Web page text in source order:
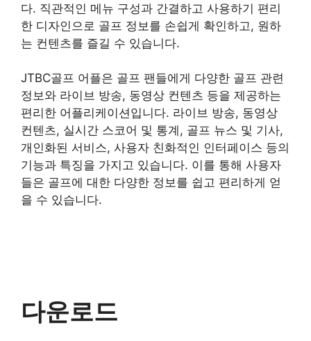
다. 직관적인 메뉴 구성과 간결하고 사용하기 편리
한 디자인으로 골프 정보를 손쉽게 확인하고, 원하
는 컨텐츠를 즐길 수 있습니다.
JTBC골프 어플은 골프 팬들에게 다양한 골프 관련
정보와 라이브 방송, 동영상 컨텐츠 등을 제공하는
편리한 어플리케이션입니다. 라이브 방송, 동영상
컨텐츠, 실시간 스코어 및 통계, 골프 뉴스 및 기사,
개인화된 서비스, 사용자 친화적인 인터페이스 등의
기능과 특징을 가지고 있습니다. 이를 통해 사용자
들은 골프에 대한 다양한 정보를 쉽고 편리하게 얻
을 수 있습니다.
다운로드